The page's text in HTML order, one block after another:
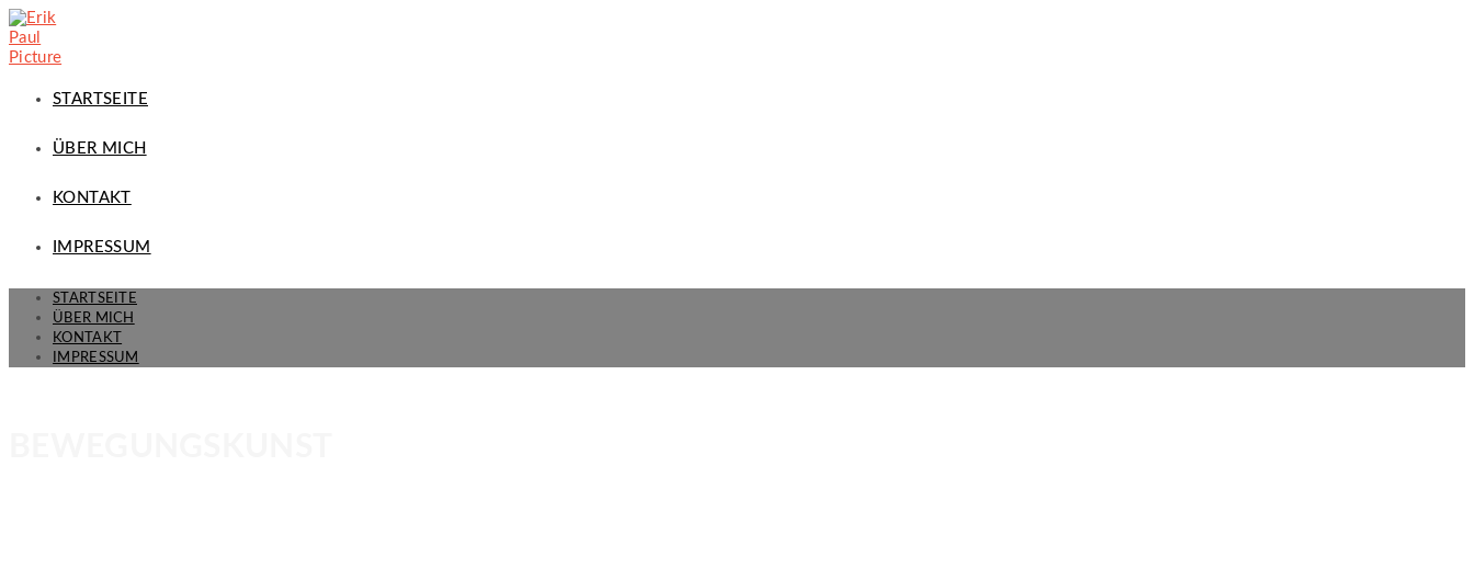
STARTSEITE
ÜBER MICH
KONTAKT
IMPRESSUM
STARTSEITE
ÜBER MICH
KONTAKT
IMPRESSUM